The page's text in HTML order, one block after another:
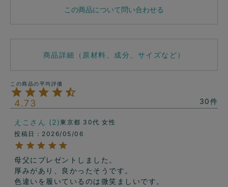
この商品について問い合わせる
商品詳細（原材料、成分、サイズなど）
4.73 30
えこ 2 東京都 30代 女性
投稿日
2026/05/06
母父にプレゼントしました。
厚みがあり、良かったそうです。
色違いを履いているのは微笑ましいです。